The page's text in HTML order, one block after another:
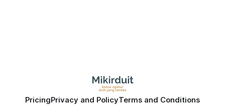
PricingPrivacy and PolicyTerms and Conditions